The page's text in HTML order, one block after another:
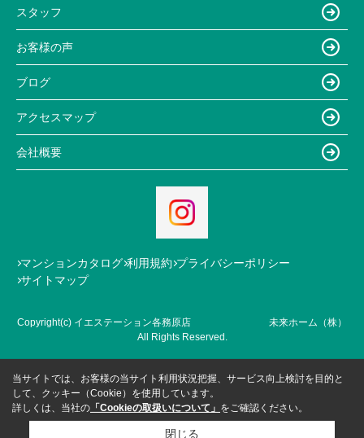
スタッフ
お客様の声
ブログ
アクセスマップ
会社概要
マンションカタログ 利用規約 プライバシーポリシー
サイトマップ
Copyright(c) イエステーション各務原店 未来ホーム（株）
All Rights Reserved.
当サイトでは、お客様の当サイト利用状況把握、サービス向上検討を目的と
して、クッキー（Cookie）を使用しています。
詳しくは、当社の 「Cookieの取扱いについて」 をご確認ください。
閉じる